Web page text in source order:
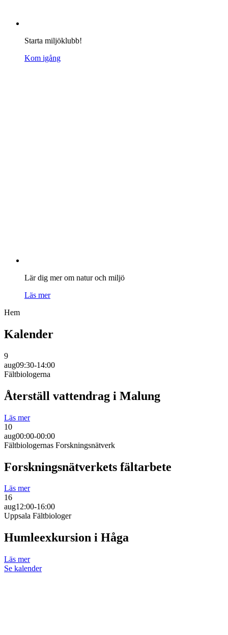
Starta miljöklubb!
Kom igång
Lär dig mer om natur och miljö
Läs mer
Hem
Kalender
9
aug09:30-14:00
Fältbiologerna
Återställ vattendrag i Malung
Läs mer
10
aug00:00-00:00
Fältbiologernas Forskningsnätverk
Forskningsnätverkets fältarbete
Läs mer
16
aug12:00-16:00
Uppsala Fältbiologer
Humleexkursion i Håga
Läs mer
Se kalender